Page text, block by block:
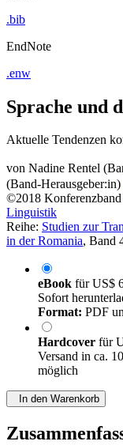
.bib
EndNote
.enw
Sprache und
Aktuelle Tendenzen
von Nadine Rentel
(Band-Herausgeber:in)
©2018 Konferenzband
Linguistik
Reihe: Studien zur
in der Romania, Band
eBook fürUS$
Sofort
Format: PDF
Hardcover für
Versand in ca.
möglich
In den Warenkorb